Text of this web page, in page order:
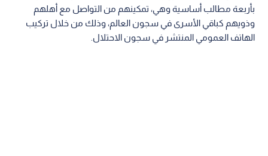
بأربعة مطالب أساسية وهي، تمكينهم من التواصل مع أهلهم
وذويهم كباقي الأسرى في سجون العالم، وذلك من خلال تركيب
الهاتف العمومي المنتشر في سجون الاحتلال.